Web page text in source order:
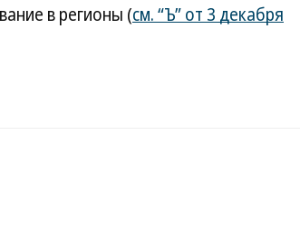
в регионы (см. “Ъ” от 3 декабря